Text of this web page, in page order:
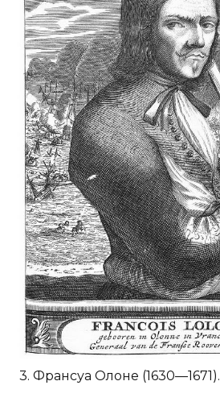
3. Франсуа Олоне (1630—1671).